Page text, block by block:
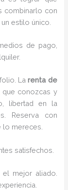
combinarlo con
estilo único.
de pago,
Larenta de
que conozcas y
libertad en la
Reserva con
lo mereces.
satisfechos.
mejor aliado.